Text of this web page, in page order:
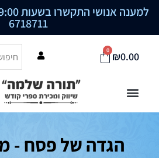
למענה אנושי התקשרו בשעות 09:00-19:00 לטלפון
6718711
₪0.00
0
הגדה של פסח -